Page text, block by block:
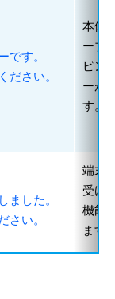
です。
ださい。
本体
ーブ
ピン
ーが
す。
ました。
さい。
端末
受け
機能
ます